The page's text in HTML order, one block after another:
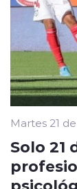
Martes 21
Solo 21